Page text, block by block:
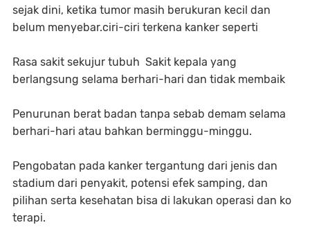
sejak dini, ketika tumor masih berukuran kecil dan
belum menyebar.ciri-ciri terkena kanker seperti
Rasa sakit sekujur tubuh Sakit kepala yang
berlangsung selama berhari-hari dan tidak membaik
Penurunan berat badan tanpa sebab demam selama
berhari-hari atau bahkan berminggu-minggu.
Pengobatan pada kanker tergantung dari jenis dan
stadium dari penyakit, potensi efek samping, dan
pilihan serta kesehatan bisa di lakukan operasi dan ko
terapi.